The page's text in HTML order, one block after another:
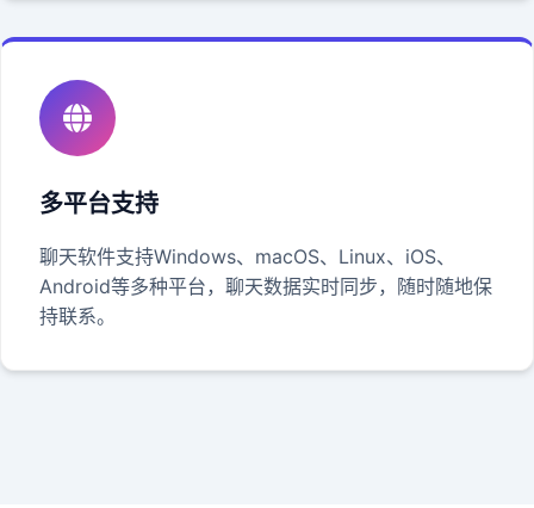
多平台支持
聊天软件支持Windows、macOS、Linux、iOS、
Android等多种平台，聊天数据实时同步，随时随地保
持联系。